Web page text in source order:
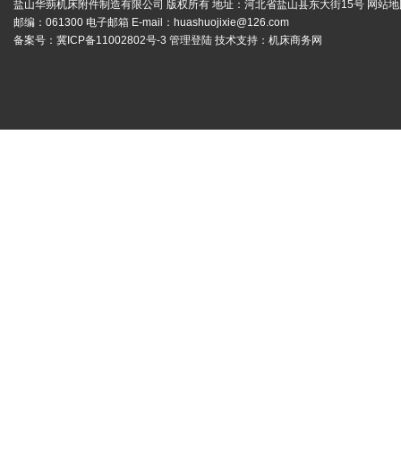
盐山华蒴机床附件制造有限公司 版权所有 地址：河北省盐山县东大街15号 网站
邮编：061300 电子邮箱 E-mail： huashuojixie@126.com
备案号： 冀ICP备11002802号-3 管理登陆 技术支持： 机床商务网